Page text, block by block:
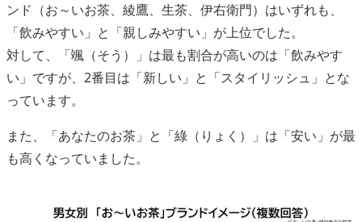
ンド（お～いお茶、綾鷹、生茶、伊右衛門）はいずれも、
「飲みやすい」と「親しみやすい」が上位でした。
対して、「颯（そう）」は最も割合が高いのは「飲みやす
い」ですが、2番目は「新しい」と「スタイリッシュ」とな
っています。
また、「あなたのお茶」と「綠（りょく）」は「安い」が最
も高くなっていました。